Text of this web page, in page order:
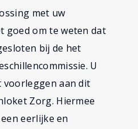
met uw
goed om te weten dat
bij de het
U
aan dit
Zorg. Hiermee
eerlijke en